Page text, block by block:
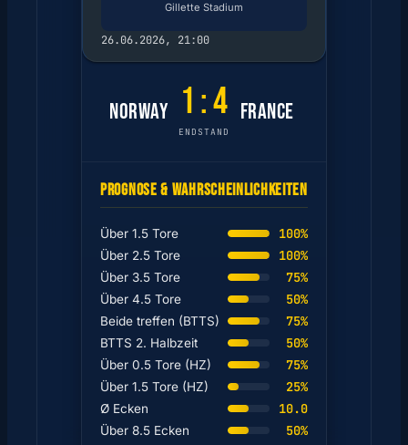
Gillette Stadium
26.06.2026, 21:00
NORWAY 1 : 4
ENDSTAND
FRANCE
PROGNOSE & WAHRSCHEINLICHKEITEN
Über 1.5 Tore 100%
Über 2.5 Tore 100%
Über 3.5 Tore 75%
Über 4.5 Tore 50%
Beide treffen (BTTS) 75%
BTTS 2. Halbzeit 50%
Über 0.5 Tore (HZ) 75%
Über 1.5 Tore (HZ) 25%
Ø Ecken 10.0
Über 8.5 Ecken
50%